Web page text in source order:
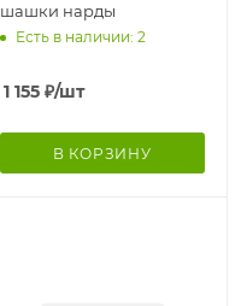
шашки нарды
Есть в наличии: 2
1 155₽/шт
В КОРЗИНУ